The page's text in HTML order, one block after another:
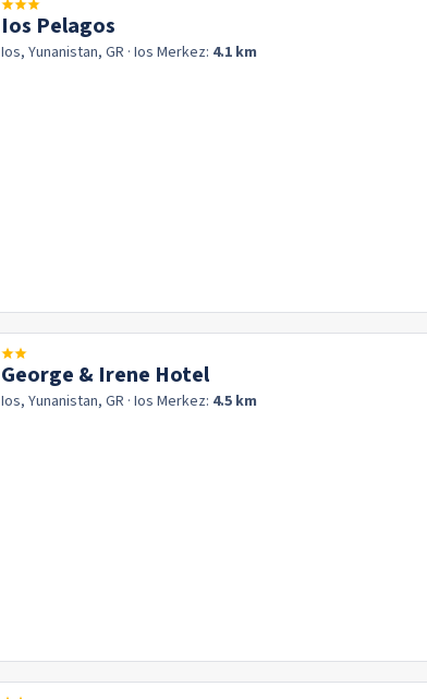
Ios Pelagos
Ios, Yunanistan, GR · Ios Merkez: 4.1 km
George & Irene Hotel
Ios, Yunanistan, GR · Ios Merkez: 4.5 km